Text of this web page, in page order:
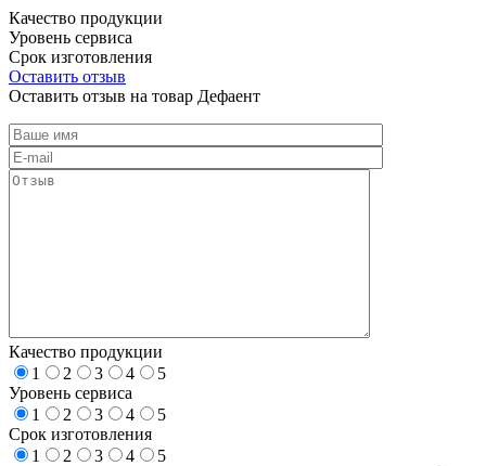
Качество продукции
Уровень сервиса
Срок изготовления
Оставить отзыв
Оставить отзыв на товар Дефаент
Качество продукции
1
2 3 4
5
Уровень сервиса
1
2 3 4
5
Срок изготовления
1
2 3 4
5